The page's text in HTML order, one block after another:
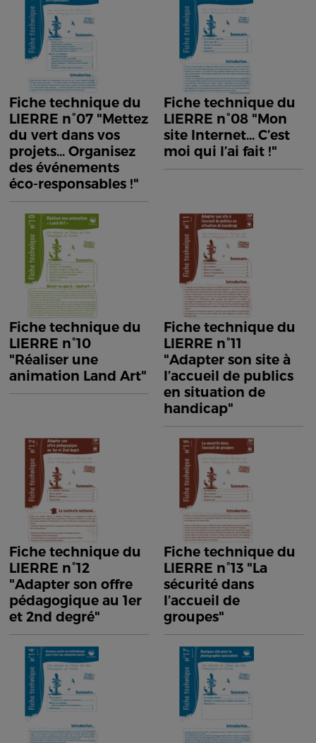
Fiche technique du
LIERRE n°07 "Mettez
du vert dans vos
projets... Organisez
des événements
éco-responsables !"
Fiche technique du
LIERRE n°08 "Mon
site Internet... C’est
moi qui l’ai fait !"
Fiche technique du
LIERRE n°10
"Réaliser une
animation Land Art"
Fiche technique du
LIERRE n°11
"Adapter son site à
l’accueil de publics
en situation de
handicap"
Fiche technique du
LIERRE n°12
"Adapter son offre
pédagogique au 1er
et 2nd degré"
Fiche technique du
LIERRE n°13 "La
sécurité dans
l’accueil de
groupes"